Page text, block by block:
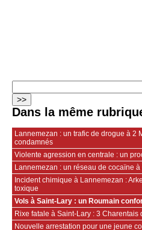
Dans la même
Lannemezan : un trafic de drogue à 2
condamnés
Violente agression en centrale : un
Lannemezan : un réseau de cocaïne
Incident chimique à Lannemezan :
toxique
Vols à Saint-Lary : un Roumain
Rixe fatale à Saint-Lary : 3 Charentais
Nouvelle arrestation pour une jeune